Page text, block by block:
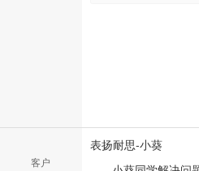
客户
表扬耐思-小葵